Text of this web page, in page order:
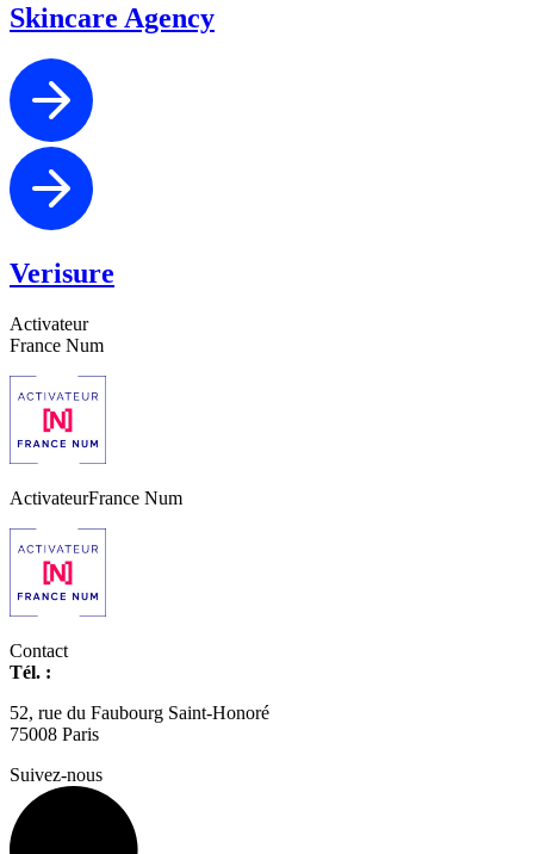
Skincare Agency
Verisure
Activateur
France Num
ActivateurFrance Num
Contact
Tél. :
52, rue du Faubourg Saint-Honoré
75008 Paris
Suivez-nous